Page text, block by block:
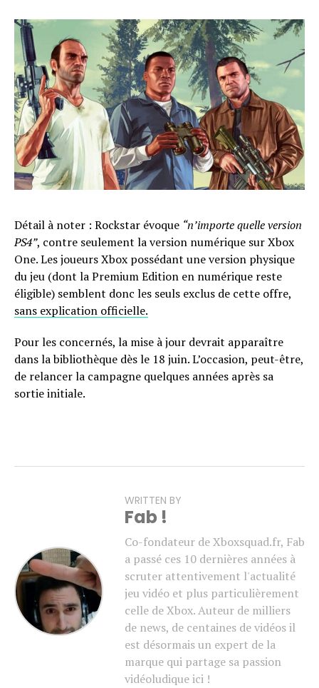
Détail à noter : Rockstar évoque “n’importe quelle version
PS4”, contre seulement la version numérique sur Xbox
One. Les joueurs Xbox possédant une version physique
du jeu (dont la Premium Edition en numérique reste
éligible) semblent donc les seuls exclus de cette offre,
sans explication officielle.
Pour les concernés, la mise à jour devrait apparaître
dans la bibliothèque dès le 18 juin. L’occasion, peut-être,
de relancer la campagne quelques années après sa
sortie initiale.
WRITTEN BY
Fab !
Co-fondateur de Xboxsquad.fr, Fab
a passé ces 10 dernières années à
scruter attentivement l'actualité
jeu vidéo et plus particulièrement
celle de Xbox. Auteur de milliers
de news, de centaines de vidéos il
est désormais un expert de la
marque qui partage sa passion
vidéoludique ici !